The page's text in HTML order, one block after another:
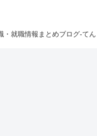
・就職情報まとめブログ-てん